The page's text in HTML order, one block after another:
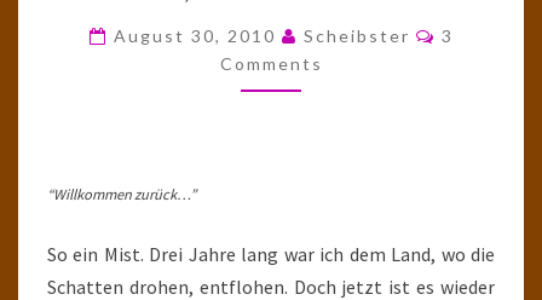
TEIL
XXVIII
August 30, 2010 Scheibster Comments
3
Comments
“Willkommen zurück…”
So ein Mist. Drei Jahre lang war ich dem Land, wo die
Schatten drohen, entflohen. Doch jetzt ist es wieder